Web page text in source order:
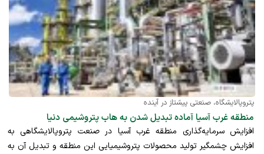
پتروپالایشگاه، صنعتی پیشتاز در آینده
منطقه غرب آسیا آماده تبدیل شدن به هاب پتروشیمی دنیا
افزایش سرمایه‌گذاری منطقه غرب آسیا در صنعت پتروپالایشگاهی به
افزایش چشمگیر تولید محصولات پتروشیمیایی این منطقه و تبدیل آن به